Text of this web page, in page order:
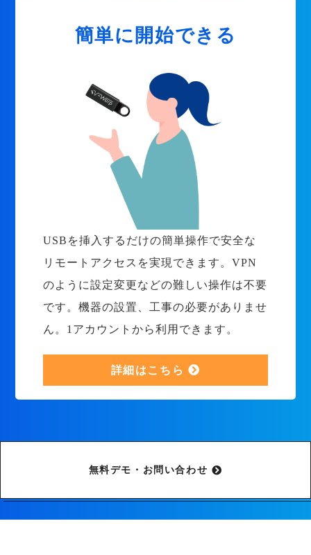
簡単に開始できる
USBを挿入するだけの簡単操作で安全な
リモートアクセスを実現できます。VPN
のように設定変更などの難しい操作は不要
です。機器の設置、工事の必要がありませ
ん。1アカウントから利用できます。
詳細はこちら
無料デモ・お問い合わせ